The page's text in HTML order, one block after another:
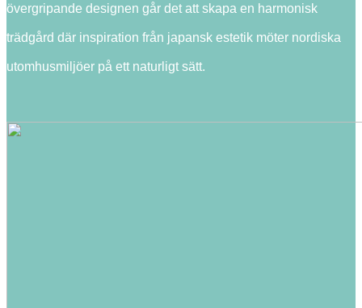
övergripande designen går det att skapa en harmonisk
trädgård där inspiration från japansk estetik möter nordiska
utomhusmiljöer på ett naturligt sätt.